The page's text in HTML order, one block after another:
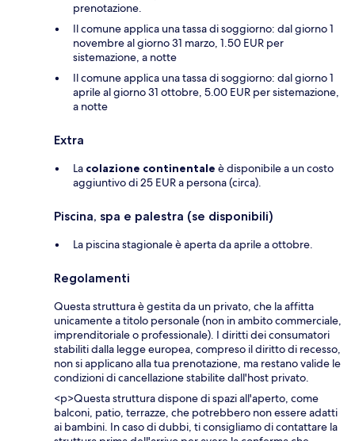
prenotazione.
Il comune applica una tassa di soggiorno: dal giorno 1
novembre al giorno 31 marzo, 1.50 EUR per
sistemazione, a notte
Il comune applica una tassa di soggiorno: dal giorno 1
aprile al giorno 31 ottobre, 5.00 EUR per sistemazione,
a notte
Extra
La colazione continentale è disponibile a un costo
aggiuntivo di 25 EUR a persona (circa).
Piscina, spa e palestra (se disponibili)
La piscina stagionale è aperta da aprile a ottobre.
Regolamenti
Questa struttura è gestita da un privato, che la affitta
unicamente a titolo personale (non in ambito commerciale,
imprenditoriale o professionale). I diritti dei consumatori
stabiliti dalla legge europea, compreso il diritto di recesso,
non si applicano alla tua prenotazione, ma restano valide le
condizioni di cancellazione stabilite dall'host privato.
<p>Questa struttura dispone di spazi all'aperto, come
balconi, patio, terrazze, che potrebbero non essere adatti
ai bambini. In caso di dubbi, ti consigliamo di contattare la